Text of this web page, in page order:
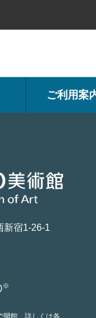
ご利用案
新宿1-26-1
※
館、詳しくは各